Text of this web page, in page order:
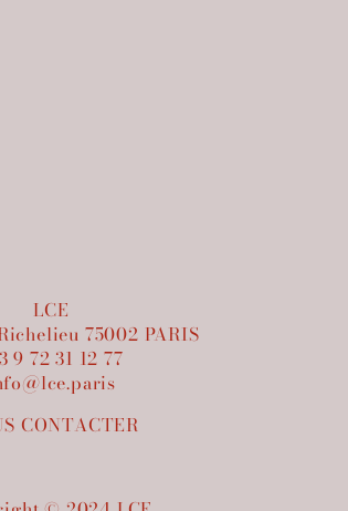
LCE
75002 PARIS
9 72 31 12 77
CONTACTER